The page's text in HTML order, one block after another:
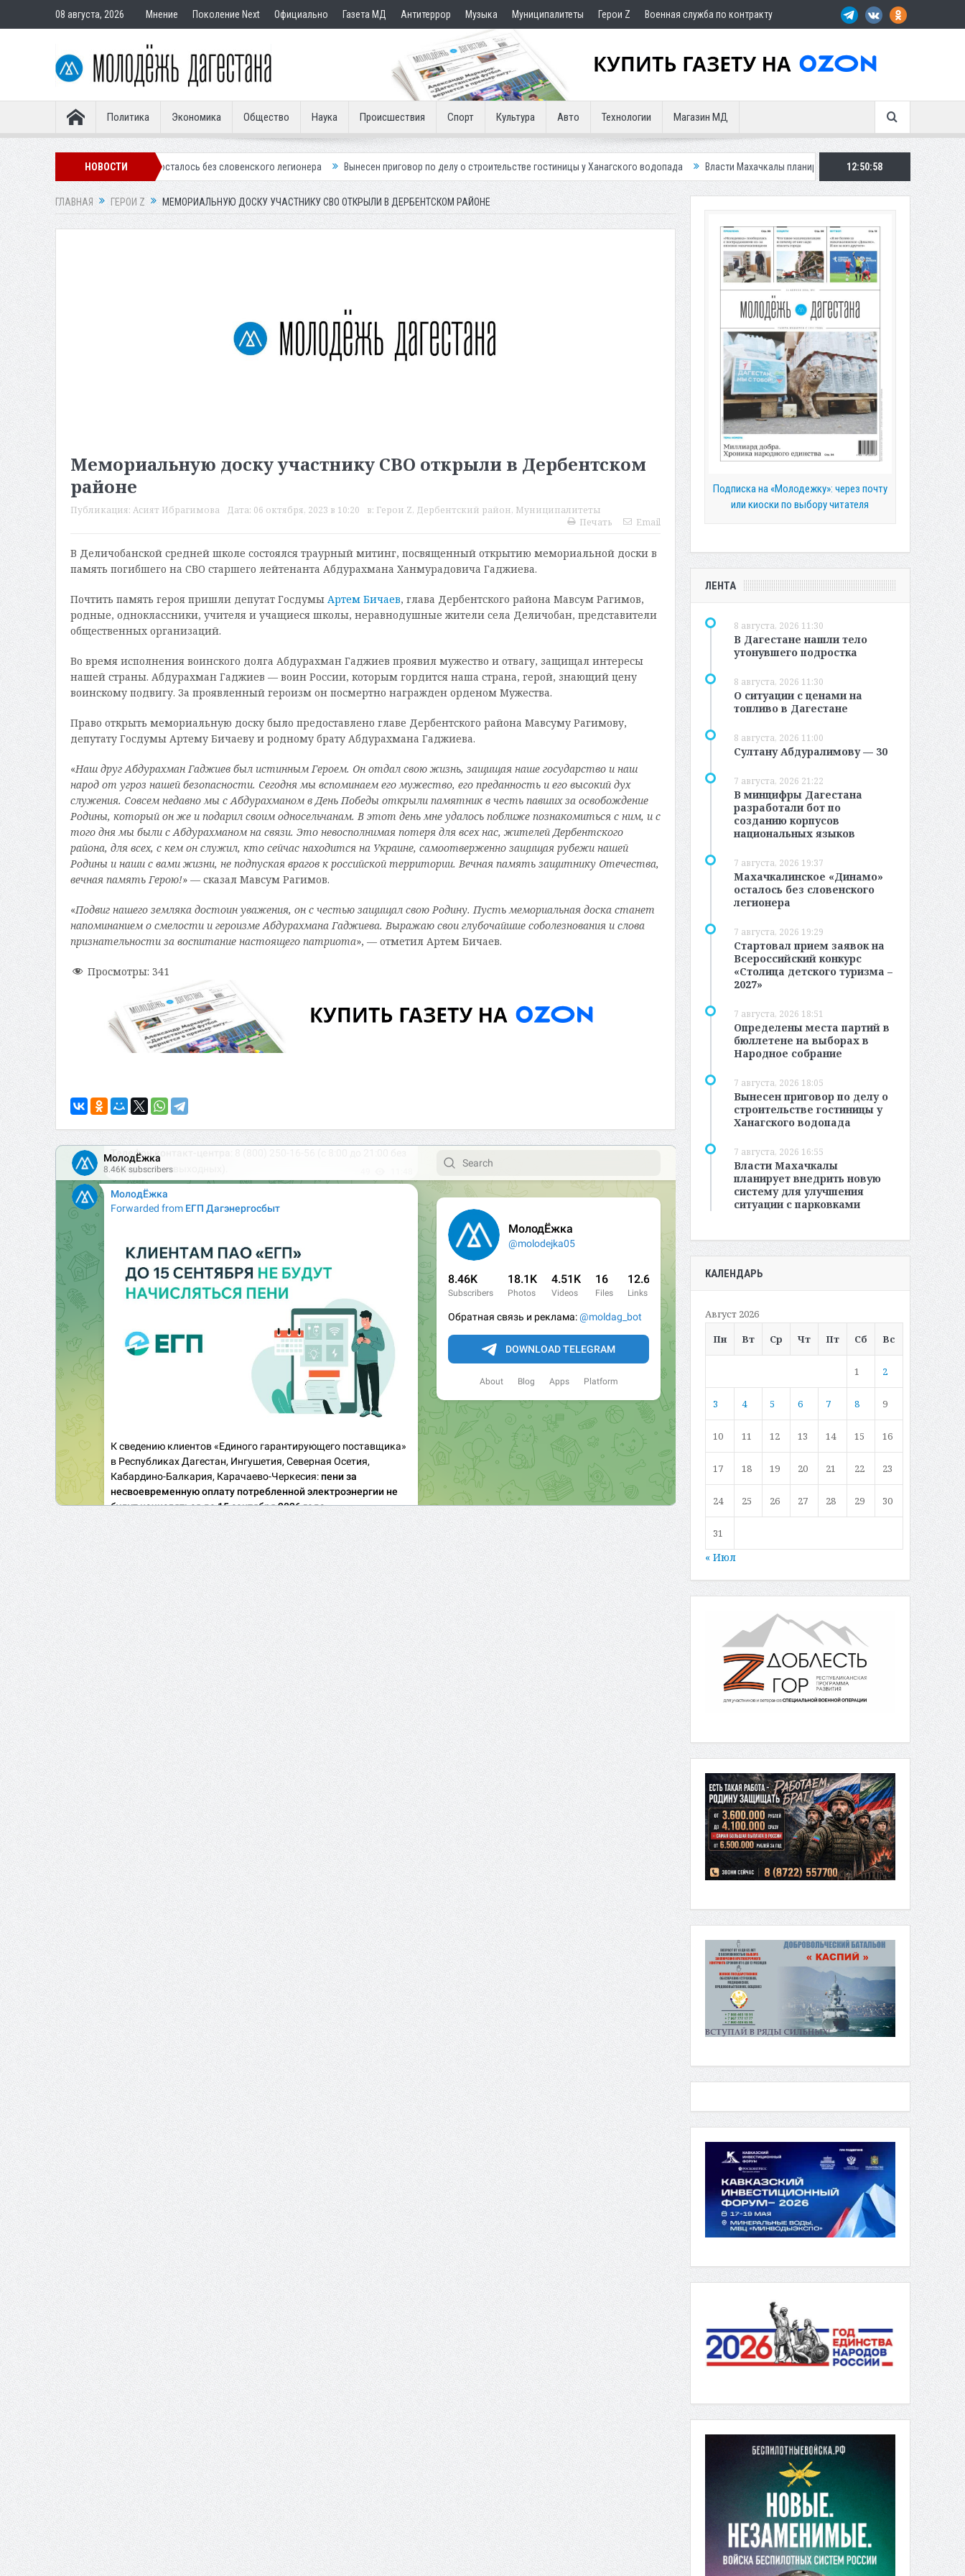
08 августа, 2026 Мнение Поколение Next Официально Газета МД Антитеррор Музыка Муниципалитеты Герои Z Военная служба по контракту
Политика Экономика Общество Наука Происшествия Спорт Культура Авто Технологии Магазин МД
НОВОСТИ
«Динамо» осталось без словенского легионера Вынесен приговор по делу о строительстве гостиницы у Ханагского водопада Власти Махачкалы планирует внедрить новую систему для улучшения
12:50:59
ГЛАВНАЯ ГЕРОИ Z МЕМОРИАЛЬНУЮ ДОСКУ УЧАСТНИКУ СВО ОТКРЫЛИ В ДЕРБЕНТСКОМ РАЙОНЕ
Мемориальную доску участнику СВО открыли в Дербентском
районе
Публикация: Асият Ибрагимова Дата: 06 октября, 2023 в 10:20 в: Герои Z, Дербентский район, Муниципалитеты
Печать
Email
В Деличобанской средней школе состоялся траурный митинг, посвященный открытию мемориальной доски в
память погибшего на СВО старшего лейтенанта Абдурахмана Ханмурадовича Гаджиева.
Почтить память героя пришли депутат Госдумы Артем Бичаев, глава Дербентского района Мавсум Рагимов,
родные, одноклассники, учителя и учащиеся школы, неравнодушные жители села Деличобан, представители
общественных организаций.
Во время исполнения воинского долга Абдурахман Гаджиев проявил мужество и отвагу, защищал интересы
нашей страны. Абдурахман Гаджиев — воин России, которым гордится наша страна, герой, знающий цену
воинскому подвигу. За проявленный героизм он посмертно награжден орденом Мужества.
Право открыть мемориальную доску было предоставлено главе Дербентского района Мавсуму Рагимову,
депутату Госдумы Артему Бичаеву и родному брату Абдурахмана Гаджиева.
«Наш друг Абдурахман Гаджиев был истинным Героем. Он отдал свою жизнь, защищая наше государство и наш
народ от угроз нашей безопасности. Сегодня мы вспоминаем его мужество, его преданность и его высокий дух
служения. Совсем недавно мы с Абдурахманом в День Победы открыли памятник в честь павших за освобождение
Родины, который он же и подарил своим односельчанам. В этот день мне удалось поближе познакомиться с ним, и с
того дня мы были с Абдурахманом на связи. Это невосполнимая потеря для всех нас, жителей Дербентского
района, для всех, с кем он служил, кто сейчас находится на Украине, самоотверженно защищая рубежи нашей
Родины и наши с вами жизни, не подпуская врагов к российской территории. Вечная память защитнику Отечества,
вечная память Герою!» — сказал Мавсум Рагимов.
«Подвиг нашего земляка достоин уважения, он с честью защищал свою Родину. Пусть мемориальная доска станет
напоминанием о смелости и героизме Абдурахмана Гаджиева. Выражаю свои глубочайшие соболезнования и слова
признательности за воспитание настоящего патриота», — отметил Артем Бичаев.
Просмотры: 341
Подписка на «Молодежку»: через почту
или киоски по выбору читателя
ЛЕНТА
8 августа, 2026 11:30
В Дагестане нашли тело
утонувшего подростка
8 августа, 2026 11:30
О ситуации с ценами на
топливо в Дагестане
8 августа, 2026 11:00
Султану Абдуралимову — 30
7 августа, 2026 21:22
В минцифры Дагестана
разработали бот по
созданию корпусов
национальных языков
7 августа, 2026 19:37
Махачкалинское «Динамо»
осталось без словенского
легионера
7 августа, 2026 19:29
Стартовал прием заявок на
Всероссийский конкурс
«Столица детского туризма –
2027»
7 августа, 2026 18:51
Определены места партий в
бюллетене на выборах в
Народное собрание
7 августа, 2026 18:05
Вынесен приговор по делу о
строительстве гостиницы у
Ханагского водопада
7 августа, 2026 16:55
Власти Махачкалы
планирует внедрить новую
систему для улучшения
ситуации с парковками
КАЛЕНДАРЬ
Август 2026
Пн
Вт Ср Чт Пт Сб Вс
1 2
3 4 5 6 7 8 9
10 11 12 13 14 15 16
17 18 19 20 21 22 23
24 25 26 27 28 29 30
31
« Июл